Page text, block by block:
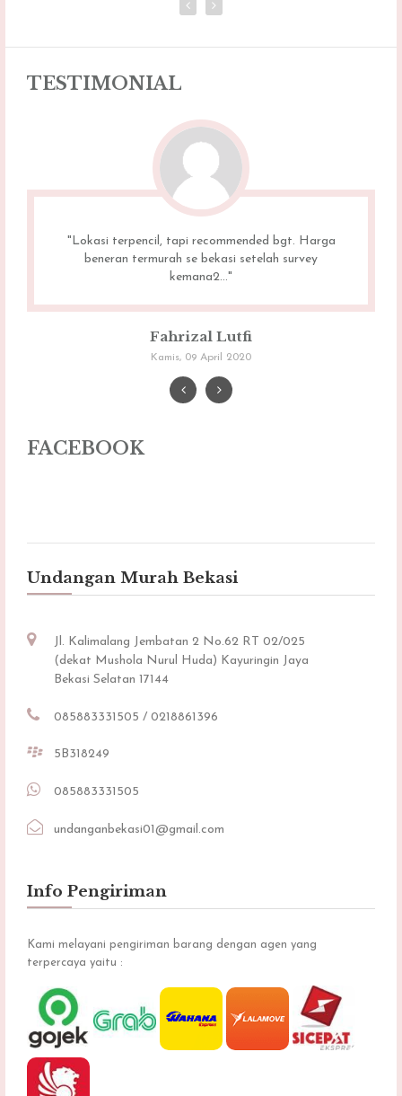
TESTIMONIAL
"Lokasi terpencil, tapi recommended bgt. Harga
beneran termurah se bekasi setelah survey
kemana2..."
Fahrizal Lutfi
Kamis, 09 April 2020
FACEBOOK
Undangan Murah Bekasi
Jl. Kalimalang Jembatan 2 No.62 RT 02/025
(dekat Mushola Nurul Huda) Kayuringin Jaya
Bekasi Selatan 17144
085883331505 / 0218861396
5B318249
085883331505
undanganbekasi01@gmail.com
Info Pengiriman
Kami melayani pengiriman barang dengan agen yang
terpercaya yaitu :